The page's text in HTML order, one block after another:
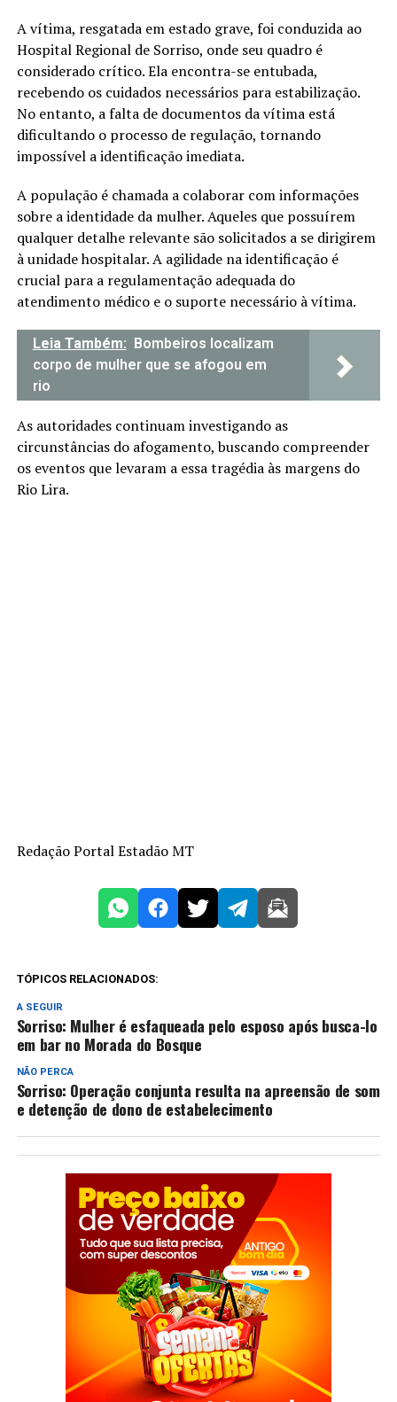
A vítima, resgatada em estado grave, foi conduzida ao
Hospital Regional de Sorriso, onde seu quadro é
considerado crítico. Ela encontra-se entubada,
recebendo os cuidados necessários para estabilização.
No entanto, a falta de documentos da vítima está
dificultando o processo de regulação, tornando
impossível a identificação imediata.
A população é chamada a colaborar com informações
sobre a identidade da mulher. Aqueles que possuírem
qualquer detalhe relevante são solicitados a se dirigirem
à unidade hospitalar. A agilidade na identificação é
crucial para a regulamentação adequada do
atendimento médico e o suporte necessário à vítima.
Leia Também: Bombeiros localizam
corpo de mulher que se afogou em
rio
As autoridades continuam investigando as
circunstâncias do afogamento, buscando compreender
os eventos que levaram a essa tragédia às margens do
Rio Lira.
Redação Portal Estadão MT
TÓPICOS RELACIONADOS:
A SEGUIR
Sorriso: Mulher é esfaqueada pelo esposo após busca-lo
em bar no Morada do Bosque
NÃO PERCA
Sorriso: Operação conjunta resulta na apreensão de som
e detenção de dono de estabelecimento